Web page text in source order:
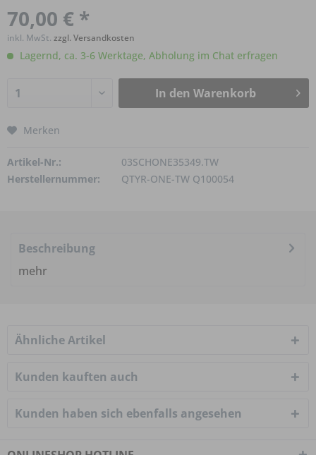
70,00 € *
inkl. MwSt. zzgl. Versandkosten
Lagernd, ca. 3-6 Werktage, Abholung im Chat erfragen
In den Warenkorb
Merken
Artikel-Nr.:
03SCHONE35349.TW
Herstellernummer:
QTYR-ONE-TW Q100054
Beschreibung
mehr
Ähnliche Artikel
Kunden kauften auch
Kunden haben sich ebenfalls angesehen